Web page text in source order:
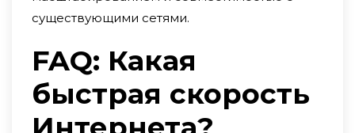
существующими сетями.
FAQ: Какая
быстрая скорость